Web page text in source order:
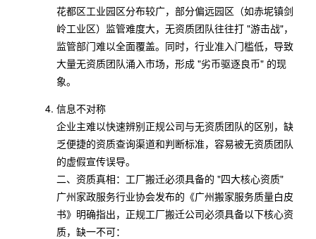
花都区工业园区分布较广，部分偏远园区（如赤坭镇剑
岭工业区）监管难度大，无资质团队往往打 "游击战"，
监管部门难以全面覆盖。同时，行业准入门槛低，导致
大量无资质团队涌入市场，形成 "劣币驱逐良币" 的现
象。
信息不对称
企业主难以快速辨别正规公司与无资质团队的区别，缺
乏便捷的资质查询渠道和判断标准，容易被无资质团队
的虚假宣传误导。
二、资质真相：工厂搬迁必须具备的 "四大核心资质"
广州家政服务行业协会发布的《广州搬家服务质量白皮
书》明确指出，正规工厂搬迁公司必须具备以下核心资
质，缺一不可：